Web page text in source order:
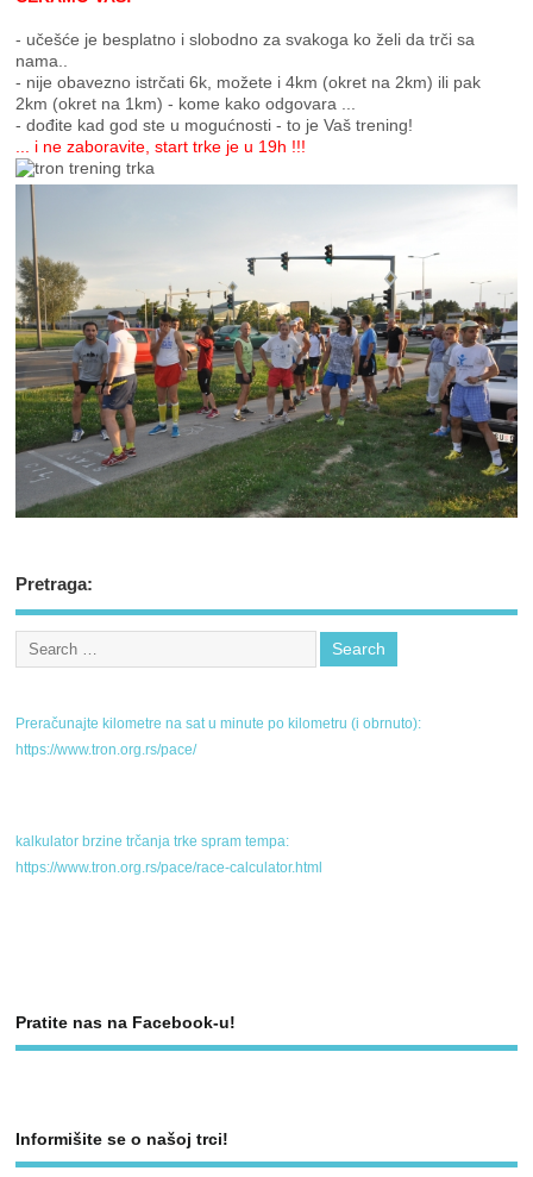
- učešće je besplatno i slobodno za svakoga ko želi da trči sa
nama..
- nije obavezno istrčati 6k, možete i 4km (okret na 2km) ili pak
2km (okret na 1km) - kome kako odgovara ...
- dođite kad god ste u mogućnosti - to je Vaš trening!
... i ne zaboravite, start trke je u 19h !!!
Pretraga:
Preračunajte kilometre na sat u minute po kilometru (i obrnuto):
https://www.tron.org.rs/pace/
kalkulator brzine trčanja trke spram tempa:
https://www.tron.org.rs/pace/race-calculator.html
Pratite nas na Facebook-u!
Informišite se o našoj trci!